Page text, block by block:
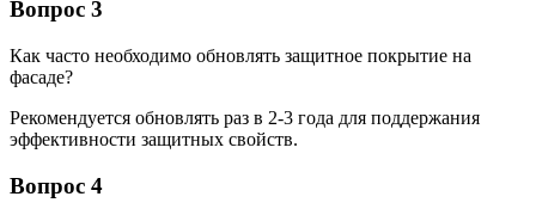
Вопрос 3
Как часто необходимо обновлять защитное покрытие на
фасаде?
Рекомендуется обновлять раз в 2-3 года для поддержания
эффективности защитных свойств.
Вопрос 4